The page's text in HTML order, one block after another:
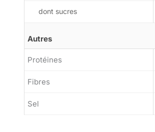
dont sucres
Autres
Protéines
Fibres
Sel